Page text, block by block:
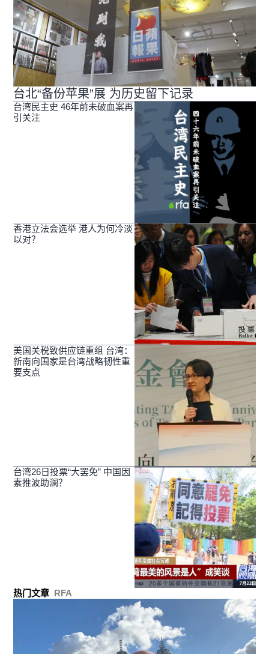
台北“备份苹果”展 为历史留下记录
台湾民主史 46年前未破血案再
引关注
香港立法会选举 港人为何冷淡
以对？
美国关税致供应链重组 台湾：
新南向国家是台湾战略韧性重
要支点
台湾26日投票“大罢免” 中国因
素推波助澜？
热门文章 RFA